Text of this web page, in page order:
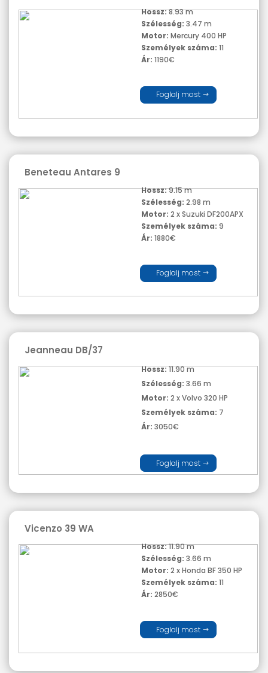
Hossz:8.93 m
Szélesség: 3.47 m
Motor: Mercury 400 HP
Személyek száma: 11
Ár: 1190€
Foglalj most
Beneteau Antares 9
Hossz:9.15 m
Szélesség: 2.98 m
Motor: 2 x Suzuki DF200APX
Személyek száma: 9
Ár: 1880€
Foglalj most
Jeanneau DB/37
Hossz:11.90 m
Szélesség: 3.66 m
Motor: 2 x Volvo 320 HP
Személyek száma: 7
Ár: 3050€
Foglalj most
Vicenzo 39 WA
Hossz:11.90 m
Szélesség: 3.66 m
Motor: 2 x Honda BF 350 HP
Személyek száma: 11
Ár: 2850€
Foglalj most